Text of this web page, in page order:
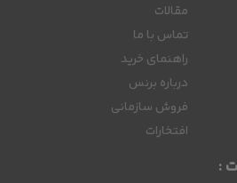
مقالات
تماس با ما
راهنمای خرید
درباره برنس
فروش سازمانی
افتخارات
: